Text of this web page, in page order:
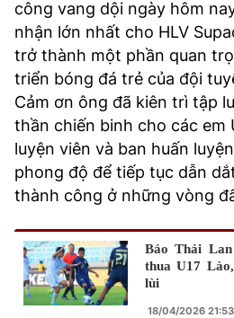
công vang dội ngày hôm
nhận lớn nhất cho HLV
trở thành một phần quan
triển bóng đá trẻ của đội
Cảm ơn ông đã kiên trì tập
thần chiến binh cho các em
luyện viên và ban huấn
phong độ để tiếp tục dẫn
thành công ở những vòng
Báo Thái
thua U17
lùi
18/04/2026 21:53